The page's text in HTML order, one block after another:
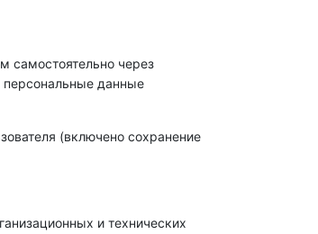
самостоятельно через
персональные данные
(включено сохранение
и технических